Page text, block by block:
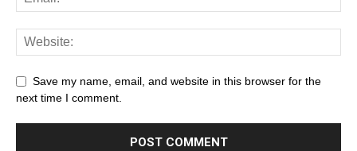
Save my name, email, and website in this browser for the
next time I comment.